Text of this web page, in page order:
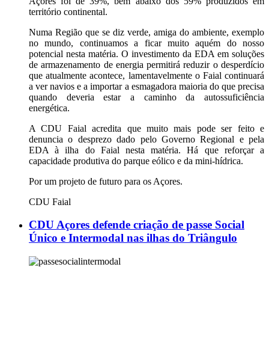
território continental.
Numa Região que se diz verde, amiga do ambiente, exemplo
no mundo, continuamos a ficar muito aquém do nosso
potencial nesta matéria. O investimento da EDA em soluções
de armazenamento de energia permitirá reduzir o desperdício
que atualmente acontece, lamentavelmente o Faial continuará
a ver navios e a importar a esmagadora maioria do que precisa
quando deveria estar a caminho da autossuficiência
energética.
A CDU Faial acredita que muito mais pode ser feito e
denuncia o desprezo dado pelo Governo Regional e pela
EDA à ilha do Faial nesta matéria. Há que reforçar a
capacidade produtiva do parque eólico e da mini-hídrica.
Por um projeto de futuro para os Açores.
CDU Faial
CDU Açores defende criação de passe Social
Único e Intermodal nas ilhas do Triângulo